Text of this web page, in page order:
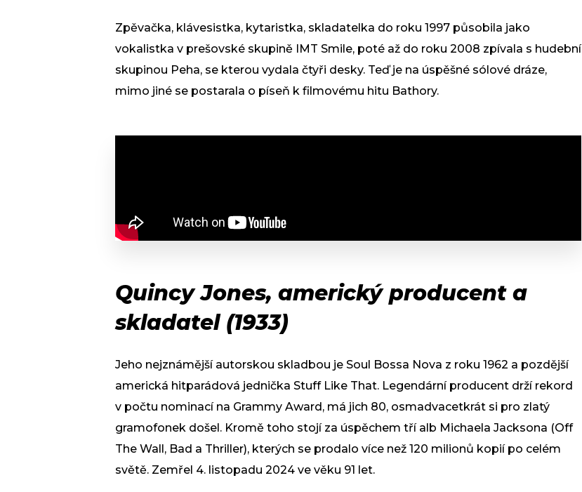
Zpěvačka, klávesistka, kytaristka, skladatelka do roku 1997 působila jako
vokalistka v prešovské skupině IMT Smile, poté až do roku 2008 zpívala s hudební
skupinou Peha, se kterou vydala čtyři desky. Teď je na úspěšné sólové dráze,
mimo jiné se postarala o píseň k filmovému hitu Bathory.
Quincy Jones, americký producent a
skladatel (1933)
Jeho nejznámější autorskou skladbou je Soul Bossa Nova z roku 1962 a pozdější
americká hitparádová jednička Stuff Like That. Legendární producent drží rekord
v počtu nominací na Grammy Award, má jich 80, osmadvacetkrát si pro zlatý
gramofonek došel. Kromě toho stojí za úspěchem tří alb Michaela Jacksona (Off
The Wall, Bad a Thriller), kterých se prodalo více než 120 milionů kopií po celém
světě. Zemřel 4. listopadu 2024 ve věku 91 let.